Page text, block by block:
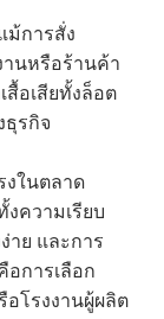
ม้การสั่ง
านหรือร้านค้า
อเสียทั้งล็อต
รกิจ
งในตลาด
งความเรียบ
าย และการ
การเลือก
อโรงงานผู้ผลิต